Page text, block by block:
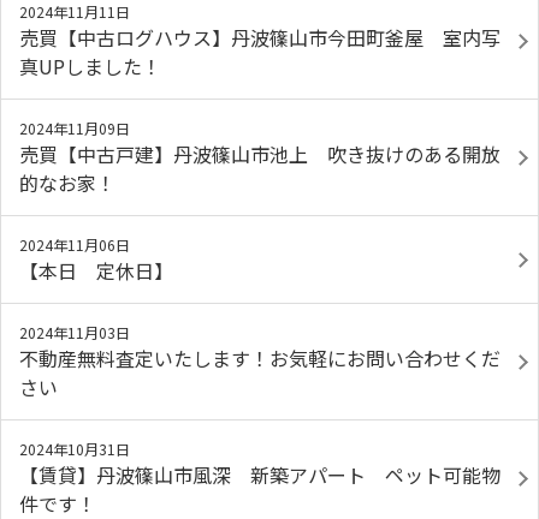
2024年11月11日
売買【中古ログハウス】丹波篠山市今田町釜屋 室内写
真UPしました！
2024年11月09日
売買【中古戸建】丹波篠山市池上 吹き抜けのある開放
的なお家！
2024年11月06日
【本日 定休日】
2024年11月03日
不動産無料査定いたします！お気軽にお問い合わせくだ
さい
2024年10月31日
【賃貸】丹波篠山市風深 新築アパート ペット可能物
件です！